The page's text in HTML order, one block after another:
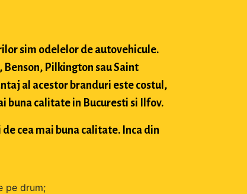
sim odelelor de autovehicule.
Pilkington sau Saint
al acestor branduri este costul,
buna calitate in Bucuresti si Ilfov.
cea mai buna calitate. Inca din
pe drum;